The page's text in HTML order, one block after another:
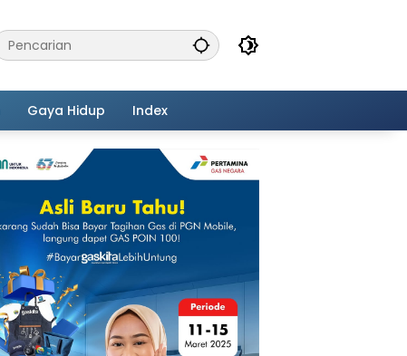
Gaya Hidup Index